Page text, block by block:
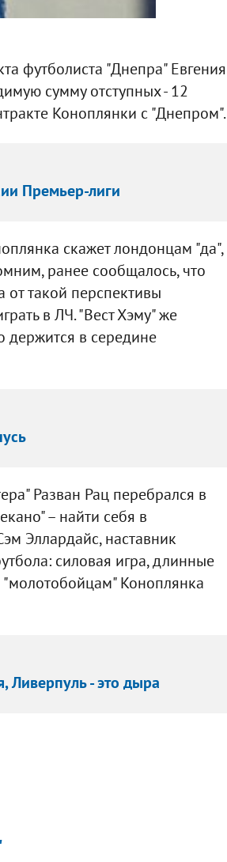
футболиста "Днепра" Евгения
сумму отступных - 12
Коноплянки с "Днепром".
Премьер-лиги
скажет лондонцам "да",
ранее сообщалось, что
такой перспективы
в ЛЧ. "Вест Хэму" же
держится в середине
Разван Рац перебрался в
– найти себя в
Эллардайс, наставник
силовая игра, длинные
"молотобойцам" Коноплянка
Ливерпуль - это дыра